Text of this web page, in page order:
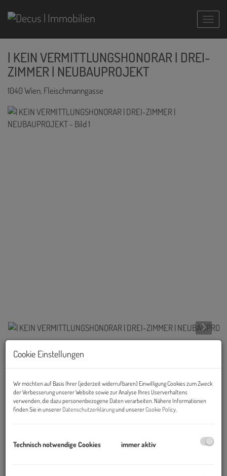
| KEIN VERMITTLUNGSHONORAR | DREI-
ZIMMER | NEUBAUPROJEKT
1040 Wien, Fleischmanngasse
Beschreibung
Taubstummengasse
HOCHWERTIGER NEUBAU IN BELIEBTER LAGE
45m² - 113m²
Cookie Einstellungen
Wir möchten auf Basis Ihrer (jederzeit widerrufbaren) Einwilligung Cookies zum Zweck
der Verbesserung unserer Website sowie zur Analyse Ihres Userverhaltens
verwenden, die dazu personenbezogene Daten verarbeiten. Nähere Informationen
finden Sie in unserer Datenschutzerklärungund unsererCookie Policy.
Technisch notwendige Cookies immer aktiv